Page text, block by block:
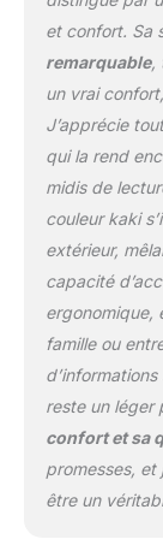
et confort. Sa
remarquable,
un vrai
J’apprécie
qui la rend
midis de
couleur kaki
extérieur,
capacité
ergonomique,
famille ou
reste un léger
confort et sa
promesses, et
être un